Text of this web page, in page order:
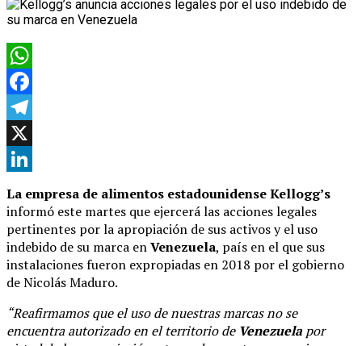
WhatsApp
Facebook
Telegram
X
La empresa de alimentos estadounidense Kellogg’s
informó este martes que ejercerá las acciones legales
pertinentes por la apropiación de sus activos y el uso
indebido de su marca enVenezuela, país en el que sus
instalaciones fueron expropiadas en 2018 por el gobierno
de Nicolás Maduro.
“Reafirmamos que el uso de nuestras marcas no se
encuentra autorizado en el territorio de Venezuela por